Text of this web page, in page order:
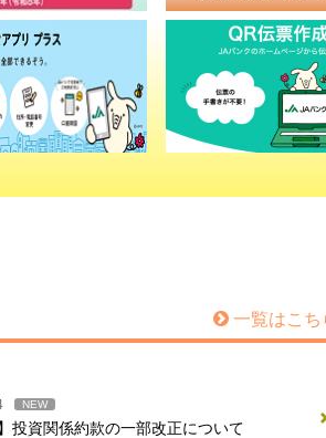
一覧はこち
NEW
投資関係約款の一部改正について